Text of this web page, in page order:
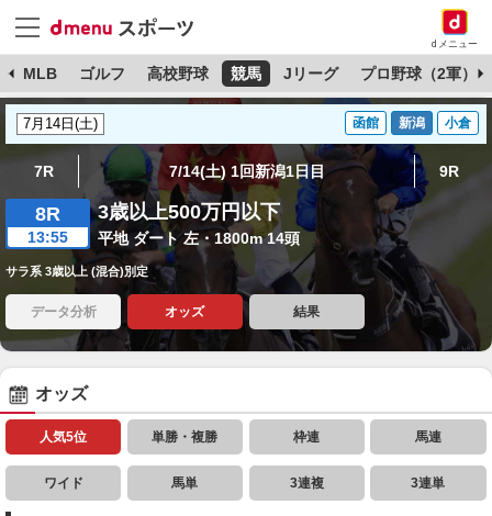
dメニュー
MLB ゴルフ 高校野球 競馬 Jリーグ プロ野球（2軍）
函館 新潟 小倉
7R 7/14(土) 1回新潟1日目 9R
8R
13:55
3歳以上500万円以下
平地 ダート 左・1800m 14頭
サラ系 3歳以上 (混合)別定
データ分析 オッズ 結果
オッズ
人気5位 単勝・複勝 枠連 馬連
ワイド 馬単 3連複 3連単